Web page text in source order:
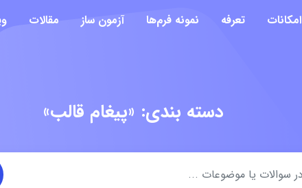
امکانات تعرفه نمونه فرم‌ها آزمون ساز مقالات
دسته بندی: «پیغام قالب»